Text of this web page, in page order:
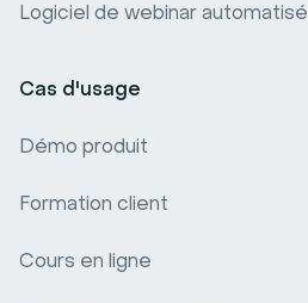
Logiciel de webinar automatisé
Cas d'usage
Démo produit
Formation client
Cours en ligne